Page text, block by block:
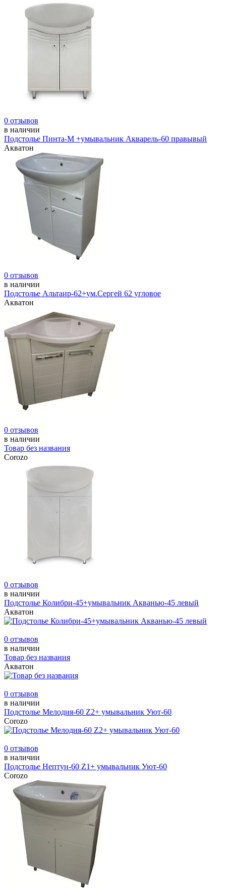
0 отзывов
в наличии
Подстолье Пинта-М +умывальник Акварель-60 правывый
Акватон
0 отзывов
в наличии
Подстолье Альтаир-62+ум.Сергей 62 угловое
Акватон
0 отзывов
в наличии
Товар без названия
Corozo
0 отзывов
в наличии
Подстолье Колибри-45+умывальник Акванью-45 левый
Акватон
0 отзывов
в наличии
Товар без названия
Акватон
0 отзывов
в наличии
Подстолье Мелодия-60 Z2+ умывальник Уют-60
Corozo
0 отзывов
в наличии
Подстолье Нептун-60 Z1+ умывальник Уют-60
Corozo